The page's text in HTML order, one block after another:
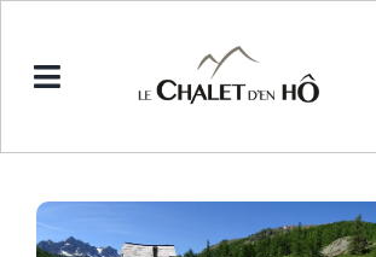
contenu
Toggle
Navigation
Accueil
L’Hôtel SPA